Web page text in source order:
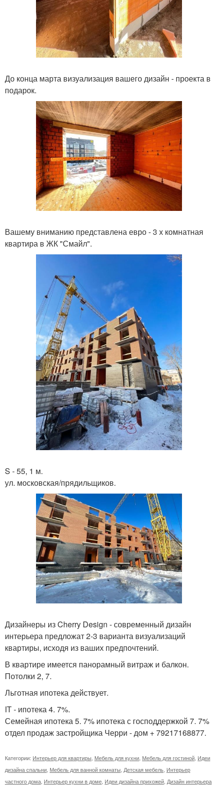
До конца марта визуализация вашего дизайн - проекта в
подарок.
Вашему вниманию представлена евро - 3 х комнатная
квартира в ЖК "Смайл".
S - 55, 1 м.
ул. московская/прядильщиков.
Дизайнеры из Cherry Design - современный дизайн
интерьера предложат 2-3 варианта визуализаций
квартиры, исходя из ваших предпочтений.
В квартире имеется панорамный витраж и балкон.
Потолки 2, 7.
Льготная ипотека действует.
IT - ипотека 4. 7%.
Семейная ипотека 5. 7% ипотека с господдержкой 7. 7%
отдел продаж застройщика Черри - дом + 79217168877.
Категории: Интерьер для квартиры Мебель для кухни Мебель для гостиной Идеи
дизайна спальни Мебель для ванной комнаты Детская мебель Интерьер
частного дома Интерьер кухни в доме Идеи дизайна прихожей Дизайн интерьера